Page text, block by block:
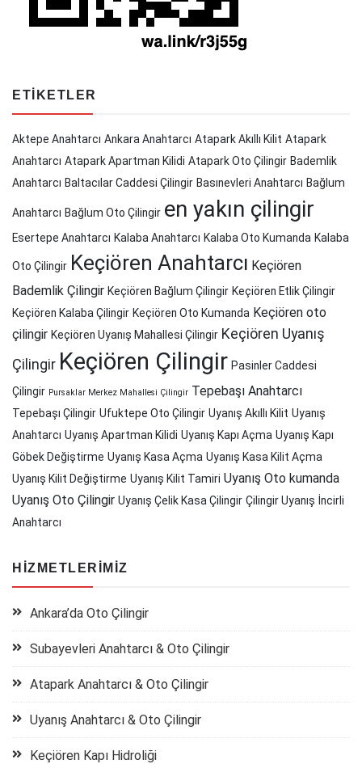
ETIKETLER
Aktepe Anahtarcı Ankara Anahtarcı Atapark Akıllı Kilit Atapark
Anahtarcı Atapark Apartman Kilidi Atapark Oto Çilingir Bademlik
Anahtarcı Baltacılar Caddesi Çilingir Basınevleri Anahtarcı Bağlum
Anahtarcı Bağlum Oto Çilingir en yakın çilingir
Esertepe Anahtarcı Kalaba Anahtarcı Kalaba Oto Kumanda Kalaba
Oto Çilingir Keçiören Anahtarcı Keçiören
Bademlik Çilingir Keçiören Bağlum Çilingir Keçiören Etlik Çilingir
Keçiören Kalaba Çilingir Keçiören Oto Kumanda Keçiören oto
çilingir Keçiören Uyanış Mahallesi Çilingir Keçiören Uyanış
Çilingir Keçiören Çilingir Pasinler Caddesi
Çilingir Pursaklar Merkez Mahallesi Çilingir Tepebaşı Anahtarcı
Tepebaşı Çilingir Ufuktepe Oto Çilingir Uyanış Akıllı Kilit Uyanış
Anahtarcı Uyanış Apartman Kilidi Uyanış Kapı Açma Uyanış Kapı
Göbek Değiştirme Uyanış Kasa Açma Uyanış Kasa Kilit Açma
Uyanış Kilit Değiştirme Uyanış Kilit Tamiri Uyanış Oto kumanda
Uyanış Oto Çilingir Uyanış Çelik Kasa Çilingir Çilingir Uyanış İncirli
Anahtarcı
HIZMETLERIMIZ
Ankara’da Oto Çilingir
Subayevleri Anahtarcı & Oto Çilingir
Atapark Anahtarcı & Oto Çilingir
Uyanış Anahtarcı & Oto Çilingir
Keçiören Kapı Hidroliği